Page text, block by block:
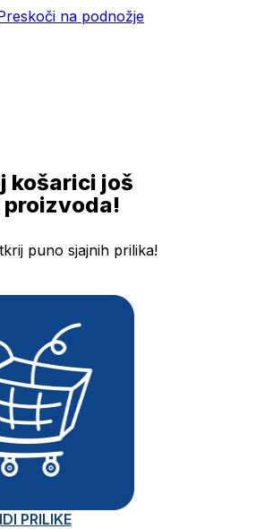
na podnožje
košarici još
proizvoda!
puno sjajnih prilika!
PRILIKE